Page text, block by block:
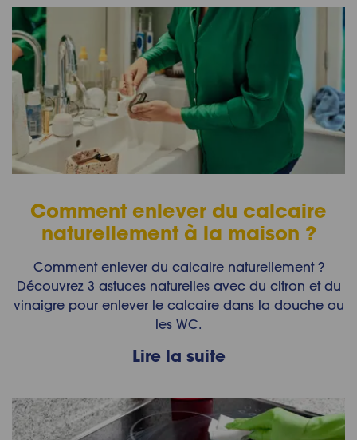
Comment enlever du calcaire
naturellement à la maison ?
Comment enlever du calcaire naturellement ?
Découvrez 3 astuces naturelles avec du citron et du
vinaigre pour enlever le calcaire dans la douche ou
les WC.
Lire la suite